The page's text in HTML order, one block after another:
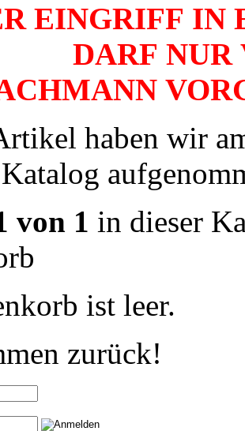
EINGRIFF IN
DARF
haben wir
von 1 in dieser
ist leer.
zurück!